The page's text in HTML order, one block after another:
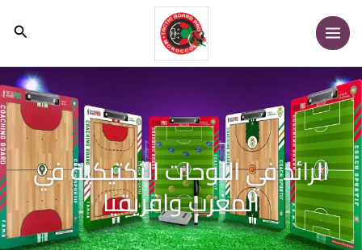
إلى
المحتوى
الرائد في اللوحات التكتيكية في
المغرب وافريقيا​